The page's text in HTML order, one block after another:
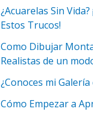
¿Acuarelas Sin
Estos Trucos!
Como Dibujar
Realistas de un
¿Conoces mi Galería
Cómo Empezar a